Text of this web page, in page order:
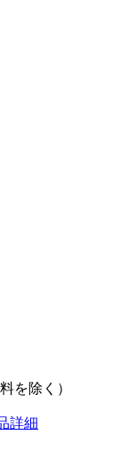
を除く）
詳細